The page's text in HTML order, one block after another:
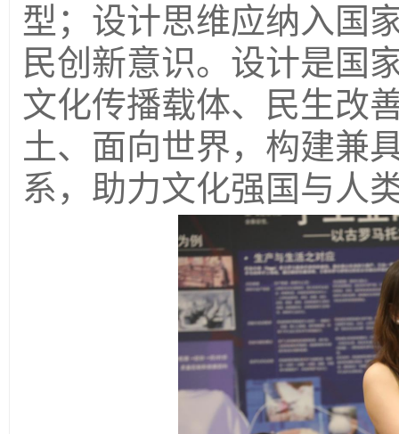
型；设计思维应纳入国
民创新意识。设计是国
文化传播载体、民生改
土、面向世界，构建兼
系，助力文化强国与人